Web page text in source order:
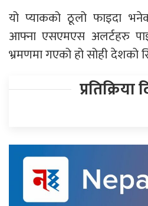
यो प्याकको ठूलो फाइदा
आफ्ना एसएमएस अलर्टहरु
भ्रमणमा गएको हो सोही देशको
प्रतिक्रिया